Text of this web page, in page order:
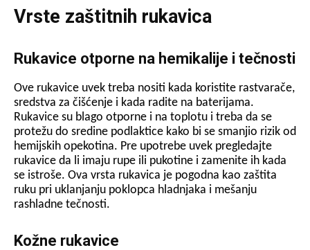
Vrste zaštitnih rukavica
Rukavice otporne na hemikalije i tečnosti
Ove rukavice uvek treba nositi kada koristite rastvarače,
sredstva za čišćenje i kada radite na baterijama.
Rukavice su blago otporne i na toplotu i treba da se
protežu do sredine podlaktice kako bi se smanjio rizik od
hemijskih opekotina. Pre upotrebe uvek pregledajte
rukavice da li imaju rupe ili pukotine i zamenite ih kada
se istroše. Ova vrsta rukavica je pogodna kao zaštita
ruku pri uklanjanju poklopca hladnjaka i mešanju
rashladne tečnosti.
Kožne rukavice